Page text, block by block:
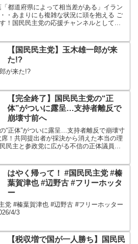
まりにも複雑な状況に頭を抱える
「都道府県によって相当差がある」イラン
・あまりにも複雑な状況に頭を抱える ご
！国民民主党の応援チャンネルとして、
【国民民主党】玉木雄一郎が来
た!?
が来た!?
【完全終了】国民民主党の“正
体”がついに露呈…支持者離反で
崩壊寸前へ
“正体”がついに露呈…支持者離反で崩壊寸
！共同提出者が採決から消えた本当の理
民主と参政党に広がる不信の正体議員ボ
はやく帰って！ #国民民主党 #榛
葉賀津也 #辺野古 #フリーホッタ
ー
党 #榛葉賀津也 #辺野古 #フリーホッター
4/3
【税収増で国が一人勝ち】国民民